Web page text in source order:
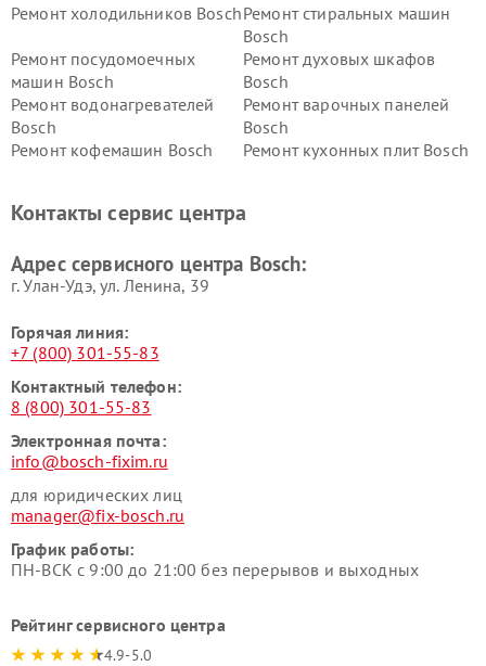
Ремонт холодильников BoschРемонт стиральных машин
Bosch
Ремонт посудомоечных
машин Bosch
Ремонт духовых шкафов
Bosch
Ремонт водонагревателей
Bosch
Ремонт варочных панелей
Bosch
Ремонт кофемашин Bosch
Ремонт кухонных плит Bosch
Ремонт сушильных автоматовРемонт морозильных камер
Контакты сервис центра
Адрес сервисного центра Bosch:
г. Улан-Удэ, ул. Ленина, 39
Горячая линия:
+7 (800) 301-55-83
Контактный телефон:
8 (800) 301-55-83
Электронная почта:
info@bosch-fixim.ru
для юридических лиц
manager@fix-bosch.ru
График работы:
ПН-ВСК с 9:00 до 21:00 без перерывов и выходных
Рейтинг сервисного центра
4.9-5.0